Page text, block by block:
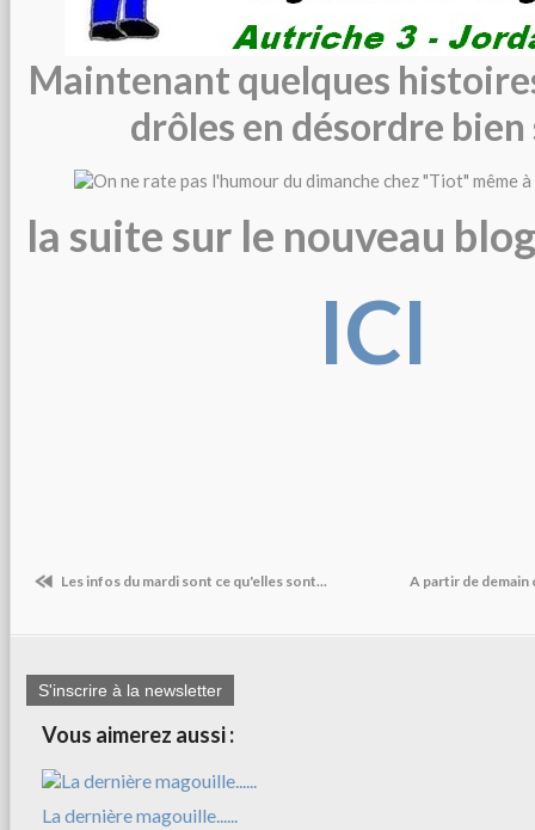
Maintenant quelques
drôles en désordre bien
la suite sur le nouveau blog
ICI
Les infos du mardi sont ce qu'elles sont... A partir de demain
S'inscrire à la newsletter
Vous aimerez aussi :
La dernière magouille......